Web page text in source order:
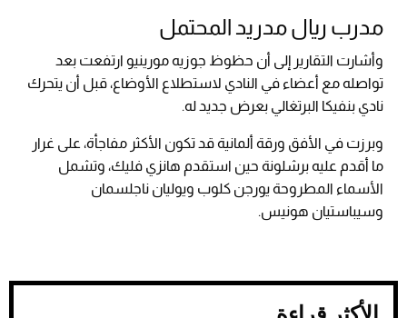
مدرب ريال مدريد المحتمل
وأشارت التقارير إلى أن حظوظ جوزيه مورينيو ارتفعت بعد
تواصله مع أعضاء في النادي لاستطلاع الأوضاع، قبل أن يتحرك
نادي بنفيكا البرتغالي بعرض جديد له.
وبرزت في الأفق ورقة ألمانية قد تكون الأكثر مفاجأة، على غرار
ما أقدم عليه برشلونة حين استقدم هانزي فليك، وتشمل
الأسماء المطروحة يورجن كلوب ويوليان ناجلسمان
وسيباستيان هونيس.